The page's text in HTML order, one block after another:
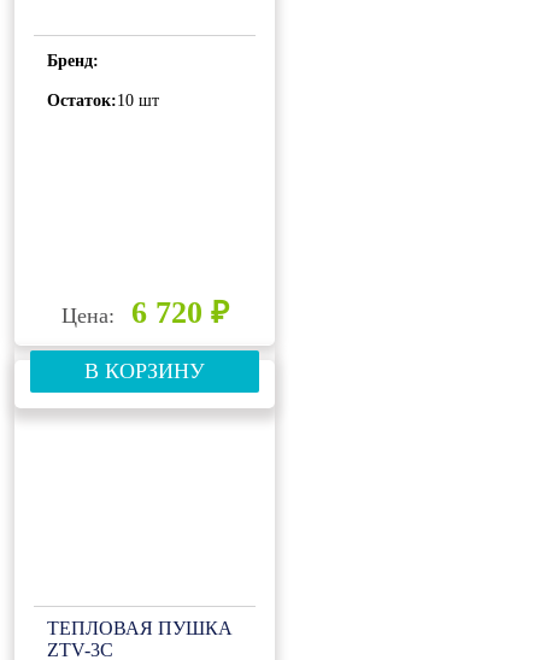
Бренд:
Остаток:10 шт
Цена: 6 720 ₽
В КОРЗИНУ
ТЕПЛОВАЯ ПУШКА
ZTV-3C